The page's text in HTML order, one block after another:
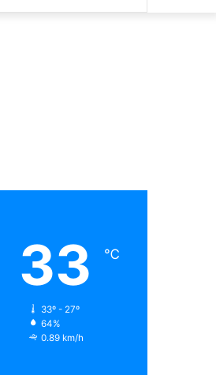
33 ℃
33º - 27º
64%
0.89 km/h